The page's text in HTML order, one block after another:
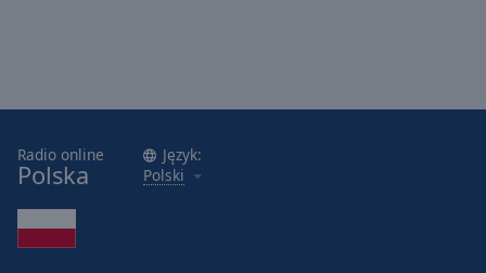
Radio online
Polska
Język:
Polski